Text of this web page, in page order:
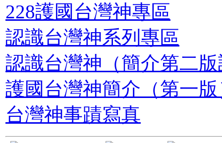
228護國台灣神專區
認識台灣神系列專區
認識台灣神（簡介第二
護國台灣神簡介（第一
台灣神事蹟寫真